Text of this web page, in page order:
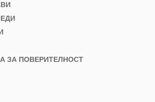
ЗА ПОВЕРИТЕЛНОСТ